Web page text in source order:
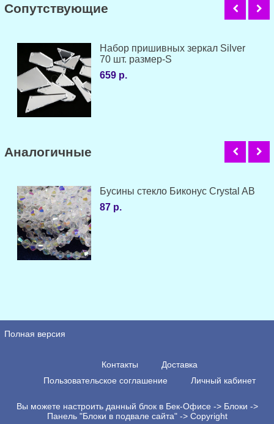
Cопутствующие
Набор пришивных зеркал Silver
70 шт. размер-S
659 р.
Аналогичные
Бусины стекло Биконус Crystal AB
87 р.
Полная версия
Контакты
Доставка
Пользовательское соглашение
Личный кабинет
Вы можете настроить данный блок в Бек-Офисе -> Блоки ->
Панель "Блоки в подвале сайта" -> Copyright